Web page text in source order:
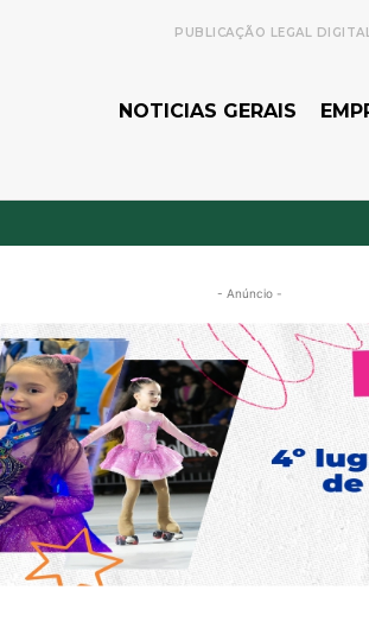
PUBLICAÇÃO LEGAL
NOTICIAS GERAIS
- Anúncio -